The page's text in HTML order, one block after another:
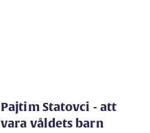
Pajtim Statovci - att
vara våldets barn